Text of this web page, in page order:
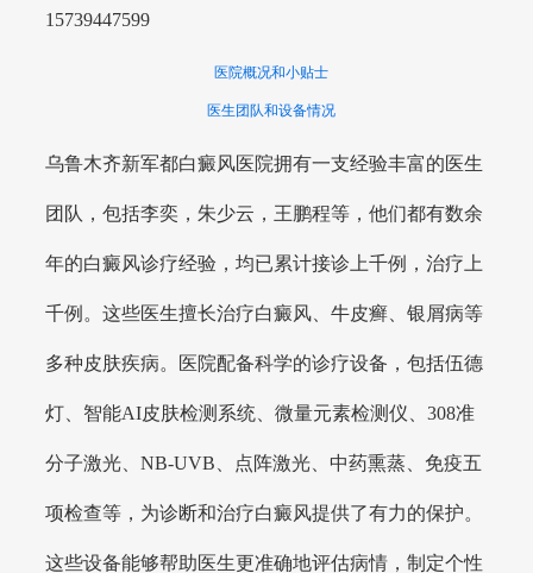
15739447599
医院概况和小贴士
医生团队和设备情况
乌鲁木齐新军都白癜风医院拥有一支经验丰富的医生
团队，包括李奕，朱少云，王鹏程等，他们都有数余
年的白癜风诊疗经验，均已累计接诊上千例，治疗上
千例。这些医生擅长治疗白癜风、牛皮癣、银屑病等
多种皮肤疾病。医院配备科学的诊疗设备，包括伍德
灯、智能AI皮肤检测系统、微量元素检测仪、308准
分子激光、NB-UVB、点阵激光、中药熏蒸、免疫五
项检查等，为诊断和治疗白癜风提供了有力的保护。
这些设备能够帮助医生更准确地评估病情，制定个性